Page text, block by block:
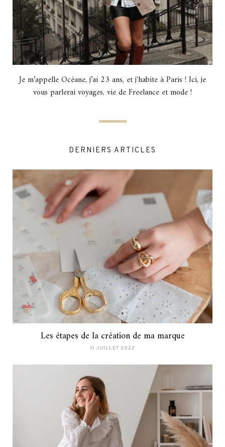
Je m’appelle Océane, j’ai 23 ans, et j'habite à Paris ! Ici, je
vous parlerai voyages, vie de Freelance et mode !
DERNIERS ARTICLES
Les étapes de la création de ma marque
11 JUILLET 2022